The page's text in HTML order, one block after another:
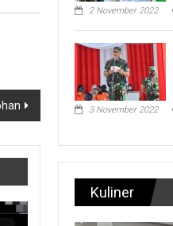
2 November 2022
3 November 2022
Kuliner